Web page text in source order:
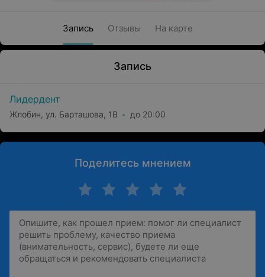
Запись Отзывы На карте
Запись
Лидердент
Жлобин, ул. Барташова, 1В до 20:00
Поделитесь мнением